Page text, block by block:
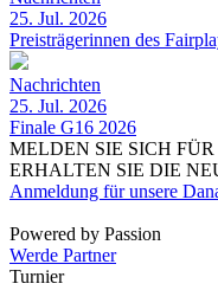
25. Jul. 2026
Preisträgerinnen des
Nachrichten
25. Jul. 2026
Finale G16 2026
MELDEN SIE SICH
ERHALTEN SIE DIE
Anmeldung für unsere
Powered by Passion
Werde Partner
Turnier